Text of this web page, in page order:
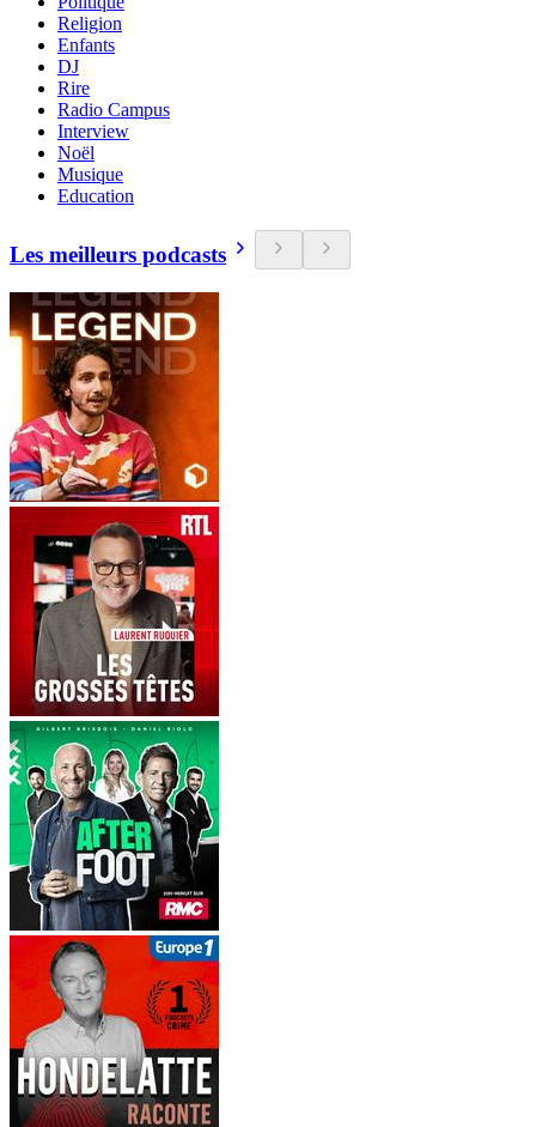
Religion
Enfants
DJ
Rire
Radio Campus
Interview
Noël
Musique
Education
Les meilleurs podcasts